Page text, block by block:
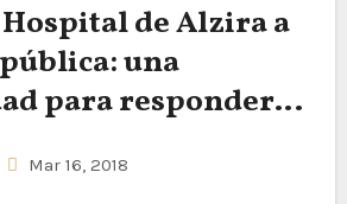
de Alzira a
una
para responder
Mar 16, 2018